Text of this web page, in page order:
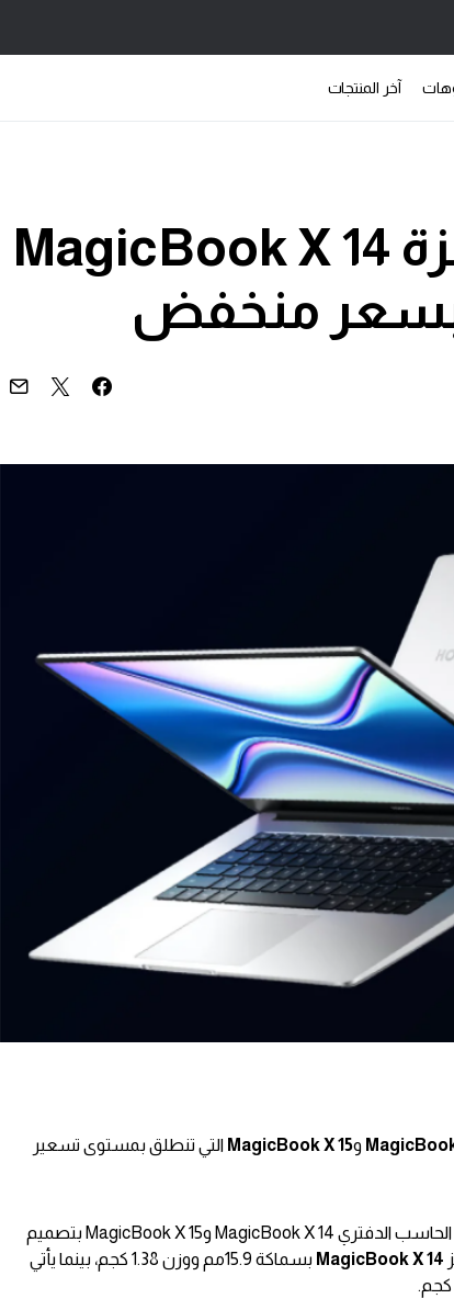
آخر المنتجات
HONOR تطلق أجهزة MagicBook X 14
وMagicBook X 15 التي تنطلق بمستوى تسعير
قدمت HONOR الإصدارات الجديدة من أجهزة الحاسب الدفتري MagicBook X 14 وMagicBook X 15 بتصميم
MagicBook X 14 بسماكة 15.9مم ووزن 1.38 كجم، بينما يأتي